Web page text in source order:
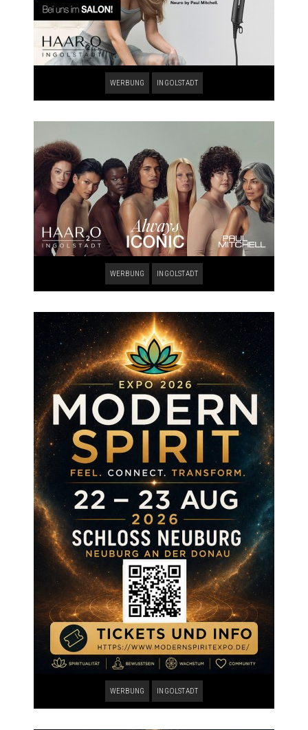
WERBUNG INGOLSTADT
WERBUNG INGOLSTADT
WERBUNG INGOLSTADT